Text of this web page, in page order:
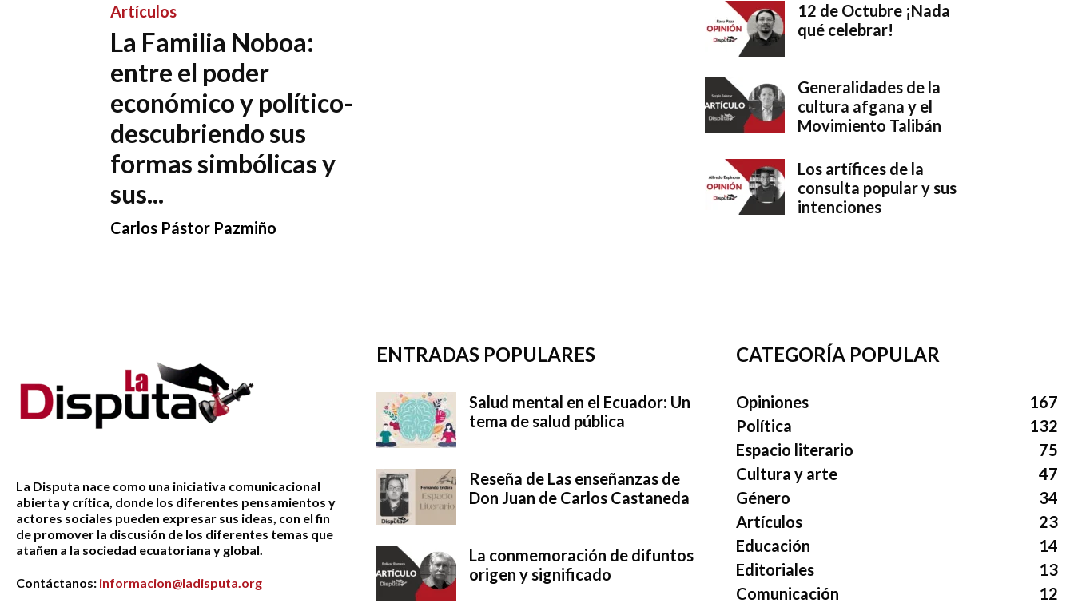
Artículos
La Familia Noboa:
entre el poder
económico y político-
descubriendo sus
formas simbólicas y
sus...
Carlos Pástor Pazmiño
12 de Octubre ¡Nada
qué celebrar!
Generalidades de la
cultura afgana y el
Movimiento Talibán
Los artífices de la
consulta popular y sus
intenciones
La Disputa nace como una iniciativa comunicacional
abierta y crítica, donde los diferentes pensamientos y
actores sociales pueden expresar sus ideas, con el fin
de promover la discusión de los diferentes temas que
atañen a la sociedad ecuatoriana y global.
Contáctanos: informacion@ladisputa.org
ENTRADAS POPULARES
Salud mental en el Ecuador: Un
tema de salud pública
Reseña de Las enseñanzas de
Don Juan de Carlos Castaneda
La conmemoración de difuntos
origen y significado
CATEGORÍA POPULAR
Opiniones
167
Política
132
Espacio literario
75
Cultura y arte
47
Género
34
Artículos
23
Educación
14
Editoriales
13
Comunicación
12